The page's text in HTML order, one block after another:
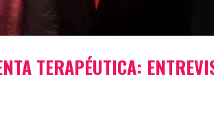
TERAPÉUTICA: